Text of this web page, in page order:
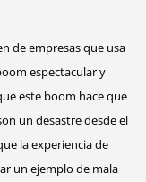
de empresas que usa
espectacular y
este boom hace que
un desastre desde el
la experiencia de
un ejemplo de mala